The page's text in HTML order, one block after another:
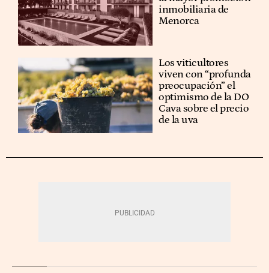
inmobiliaria de
Menorca
Los viticultores
viven con “profunda
preocupación” el
optimismo de la DO
Cava sobre el precio
de la uva